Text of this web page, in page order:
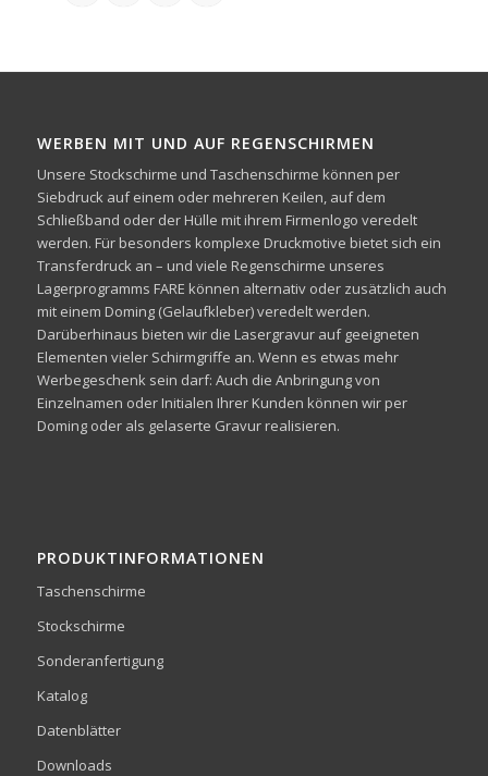
WERBEN MIT UND AUF REGENSCHIRMEN
Unsere Stockschirme und Taschenschirme können per
Siebdruck auf einem oder mehreren Keilen, auf dem
Schließband oder der Hülle mit ihrem Firmenlogo veredelt
werden. Für besonders komplexe Druckmotive bietet sich ein
Transferdruck an – und viele Regenschirme unseres
Lagerprogramms FARE können alternativ oder zusätzlich auch
mit einem Doming (Gelaufkleber) veredelt werden.
Darüberhinaus bieten wir die Lasergravur auf geeigneten
Elementen vieler Schirmgriffe an. Wenn es etwas mehr
Werbegeschenk sein darf: Auch die Anbringung von
Einzelnamen oder Initialen Ihrer Kunden können wir per
Doming oder als gelaserte Gravur realisieren.
PRODUKTINFORMATIONEN
Taschenschirme
Stockschirme
Sonderanfertigung
Katalog
Datenblätter
Downloads